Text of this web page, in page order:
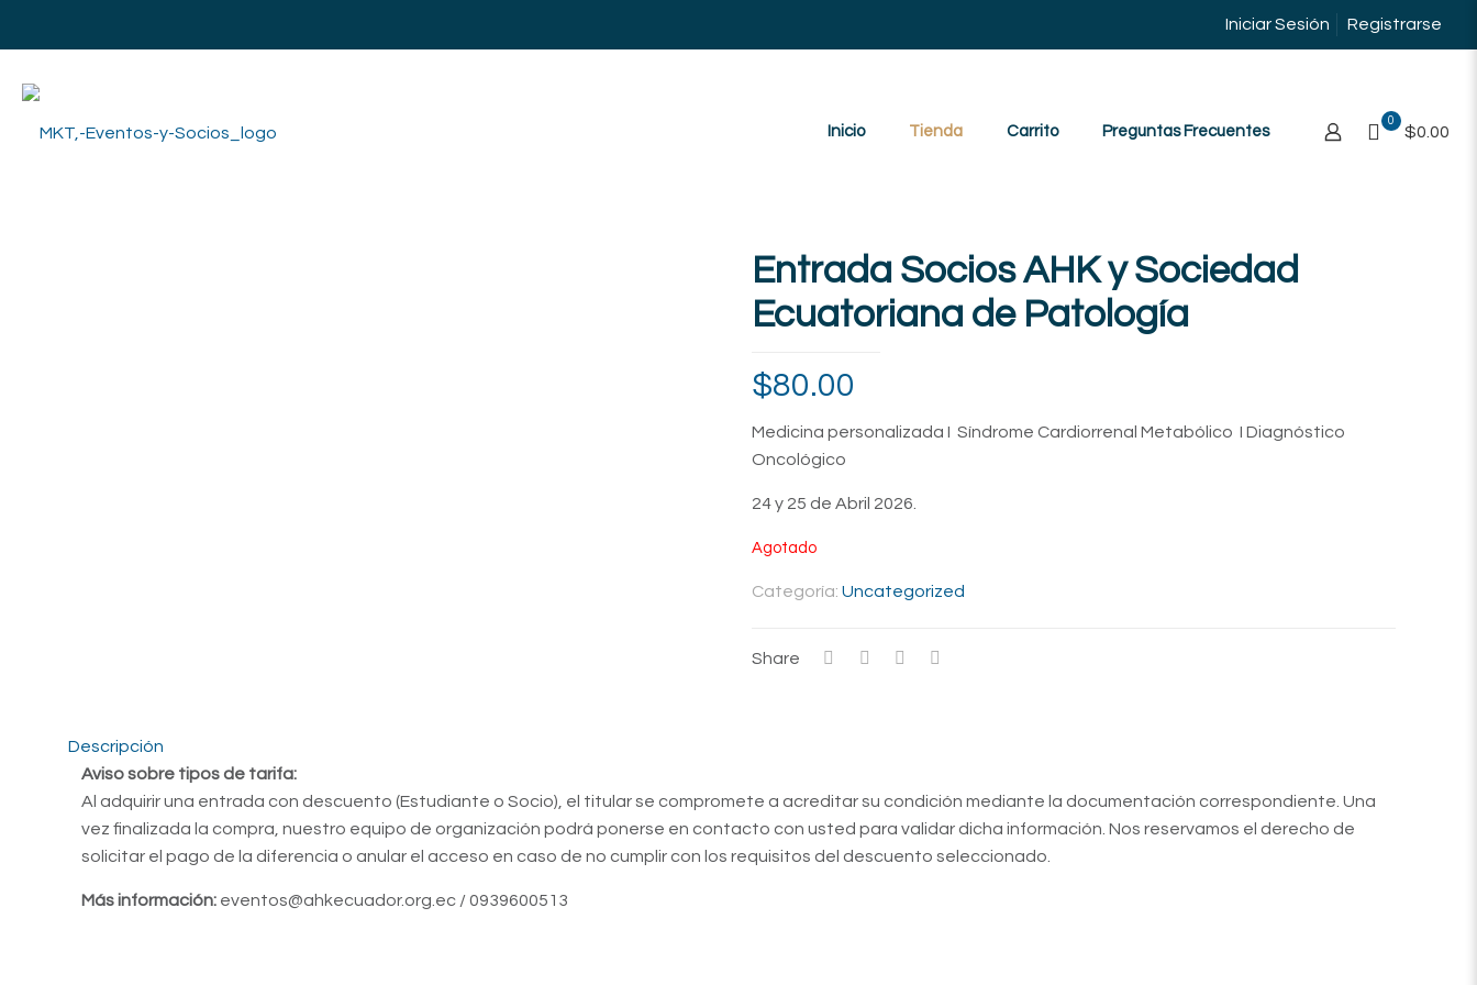
Iniciar Sesión Registrarse
Inicio Tienda Carrito Preguntas Frecuentes
0
$0.00
Entrada Socios AHK y Sociedad
Ecuatoriana de Patología
$80.00
Medicina personalizada I Síndrome Cardiorrenal Metabólico I Diagnóstico
Oncológico
24 y 25 de Abril 2026.
Agotado
Categoría: Uncategorized
Share
Descripción
Aviso sobre tipos de tarifa:
Al adquirir una entrada con descuento (Estudiante o Socio), el titular se compromete a acreditar su condición mediante la documentación correspondiente. Una
vez finalizada la compra, nuestro equipo de organización podrá ponerse en contacto con usted para validar dicha información. Nos reservamos el derecho de
solicitar el pago de la diferencia o anular el acceso en caso de no cumplir con los requisitos del descuento seleccionado.
Más información: eventos@ahkecuador.org.ec / 0939600513